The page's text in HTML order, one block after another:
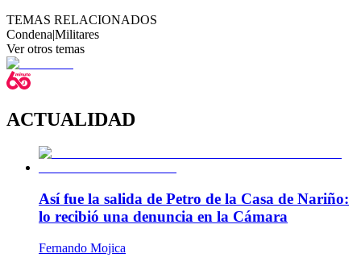
TEMAS RELACIONADOS
Condena|Militares
Ver otros temas
ACTUALIDAD
Así fue la salida de Petro de la Casa de Nariño:
lo recibió una denuncia en la Cámara
Fernando Mojica